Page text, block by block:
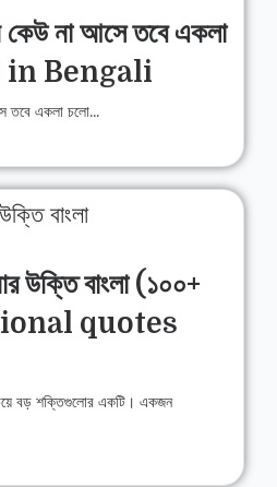
কেউ না আসে তবে একলা
in Bengali
তবে একলা চলো...
উক্তি বাংলা (১০০+
quotes
বড় শক্তিগুলোর একটি। একজন